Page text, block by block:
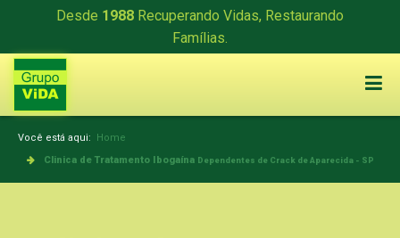
Desde 1988 Recuperando Vidas, Restaurando
Famílias.
Você está aqui: Home
Clinica de Tratamento Ibogaína Dependentes de Crack de Aparecida - SP